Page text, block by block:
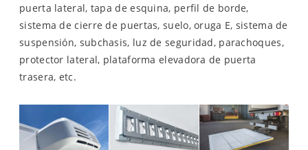
puerta lateral, tapa de esquina, perfil de borde,
sistema de cierre de puertas, suelo, oruga E, sistema de
suspensión, subchasis, luz de seguridad, parachoques,
protector lateral, plataforma elevadora de puerta
trasera, etc.